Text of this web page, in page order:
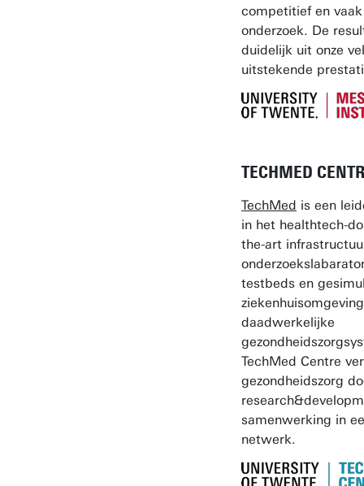
competitief en
onderzoek. De
duidelijk uit onze
uitstekende
TECHMED
TechMed is een
in het healthtech-
the-art
testbeds en
daadwerkelijke
TechMed Centre
gezondheidszorg
samenwerking in
netwerk.